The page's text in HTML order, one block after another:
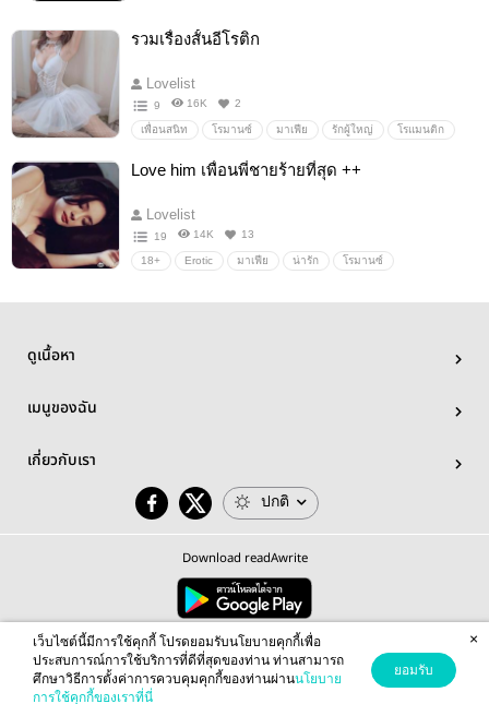
รวมเรื่องสั้นอีโรติก
Lovelist
9 16K 2
เพื่อนสนิท โรมานซ์ มาเฟีย รักผู้ใหญ่ โรแมนติก
Love him เพื่อนพี่ชายร้ายที่สุด ++
Lovelist
19 14K 13
18+ Erotic มาเฟีย น่ารัก โรมานซ์
ดูเนื้อหา
เมนูของฉัน
เกี่ยวกับเรา
ปกติ
Download readAwrite
© 2026 readAwrite.com by MEB Corporation Public Company Limited
This site is protected by reCAPTCHA and the Google Privacy Policy Terms of Serviceapply.
เว็บไซต์นี้มีการใช้คุกกี้ โปรดยอมรับนโยบายคุกกี้เพื่อ
ประสบการณ์การใช้บริการที่ดีที่สุดของท่าน ท่านสามารถ
ศึกษาวิธีการตั้งค่าการควบคุมคุกกี้ของท่านผ่านนโยบาย
การใช้คุกกี้ของเราที่นี่
ยอมรับ
×